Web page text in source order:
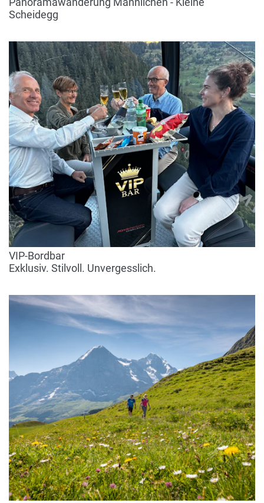
Panoramawanderung Männlichen - Kleine
Scheidegg
VIP-Bordbar
Exklusiv. Stilvoll. Unvergesslich.